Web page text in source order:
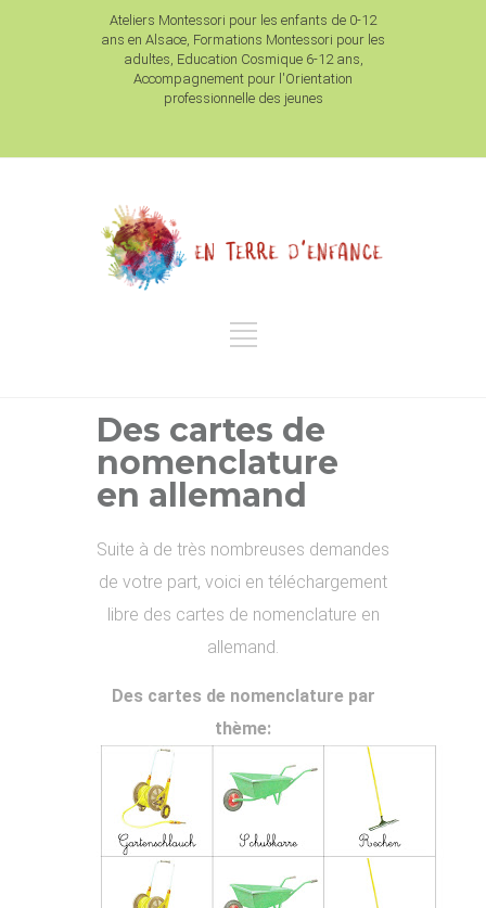
Ateliers Montessori pour les enfants de 0-12
ans en Alsace, Formations Montessori pour les
adultes, Education Cosmique 6-12 ans,
Accompagnement pour l'Orientation
professionnelle des jeunes
Des cartes de
nomenclature
en allemand
Suite à de très nombreuses demandes
de votre part, voici en téléchargement
libre des cartes de nomenclature en
allemand.
Des cartes de nomenclature par
thème: